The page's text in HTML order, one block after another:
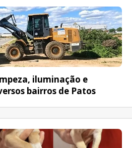
iluminação e
bairros de Patos